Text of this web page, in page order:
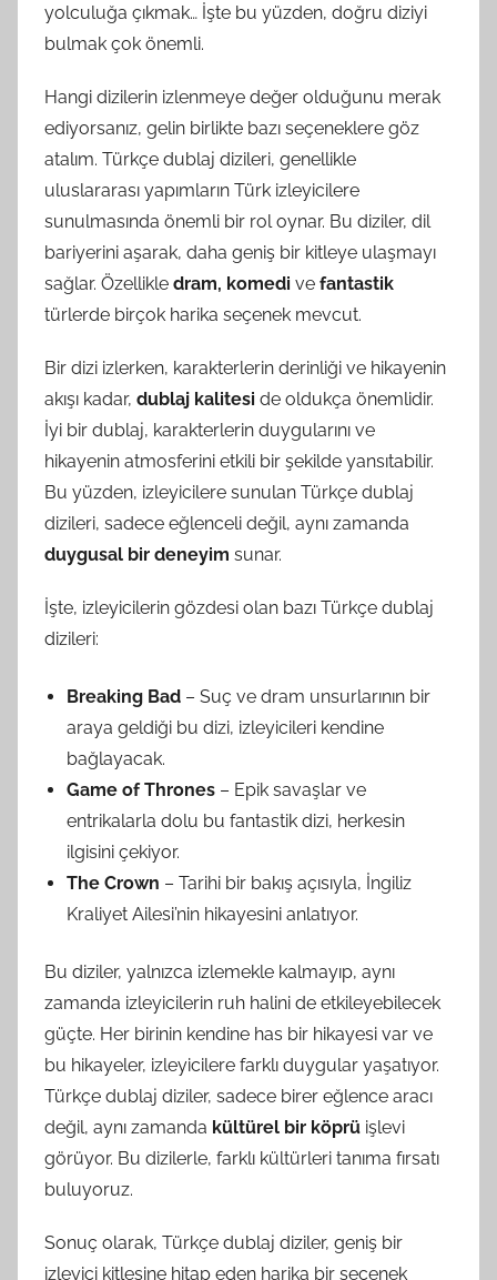
yolculuğa çıkmak… İşte bu yüzden, doğru diziyi
bulmak çok önemli.
Hangi dizilerin izlenmeye değer olduğunu merak
ediyorsanız, gelin birlikte bazı seçeneklere göz
atalım. Türkçe dublaj dizileri, genellikle
uluslararası yapımların Türk izleyicilere
sunulmasında önemli bir rol oynar. Bu diziler, dil
bariyerini aşarak, daha geniş bir kitleye ulaşmayı
sağlar. Özellikle dram, komedi ve fantastik
türlerde birçok harika seçenek mevcut.
Bir dizi izlerken, karakterlerin derinliği ve hikayenin
akışı kadar, dublaj kalitesi de oldukça önemlidir.
İyi bir dublaj, karakterlerin duygularını ve
hikayenin atmosferini etkili bir şekilde yansıtabilir.
Bu yüzden, izleyicilere sunulan Türkçe dublaj
dizileri, sadece eğlenceli değil, aynı zamanda
duygusal bir deneyim sunar.
İşte, izleyicilerin gözdesi olan bazı Türkçe dublaj
dizileri:
Breaking Bad – Suç ve dram unsurlarının bir
araya geldiği bu dizi, izleyicileri kendine
bağlayacak.
Game of Thrones – Epik savaşlar ve
entrikalarla dolu bu fantastik dizi, herkesin
ilgisini çekiyor.
The Crown – Tarihi bir bakış açısıyla, İngiliz
Kraliyet Ailesi’nin hikayesini anlatıyor.
Bu diziler, yalnızca izlemekle kalmayıp, aynı
zamanda izleyicilerin ruh halini de etkileyebilecek
güçte. Her birinin kendine has bir hikayesi var ve
bu hikayeler, izleyicilere farklı duygular yaşatıyor.
Türkçe dublaj diziler, sadece birer eğlence aracı
değil, aynı zamanda kültürel bir köprü işlevi
görüyor. Bu dizilerle, farklı kültürleri tanıma fırsatı
buluyoruz.
Sonuç olarak, Türkçe dublaj diziler, geniş bir
izleyici kitlesine hitap eden harika bir seçenek